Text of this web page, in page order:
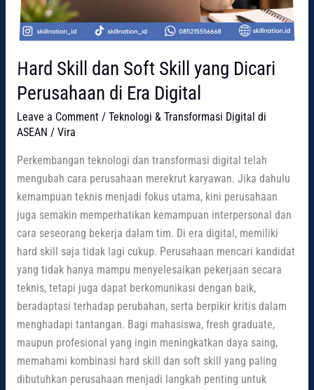
Hard Skill dan Soft Skill yang Dicari
Perusahaan di Era Digital
Leave a Comment / Teknologi & Transformasi Digital di
ASEAN / Vira
Perkembangan teknologi dan transformasi digital telah
mengubah cara perusahaan merekrut karyawan. Jika dahulu
kemampuan teknis menjadi fokus utama, kini perusahaan
juga semakin memperhatikan kemampuan interpersonal dan
cara seseorang bekerja dalam tim. Di era digital, memiliki
hard skill saja tidak lagi cukup. Perusahaan mencari kandidat
yang tidak hanya mampu menyelesaikan pekerjaan secara
teknis, tetapi juga dapat berkomunikasi dengan baik,
beradaptasi terhadap perubahan, serta berpikir kritis dalam
menghadapi tantangan. Bagi mahasiswa, fresh graduate,
maupun profesional yang ingin meningkatkan daya saing,
memahami kombinasi hard skill dan soft skill yang paling
dibutuhkan perusahaan menjadi langkah penting untuk